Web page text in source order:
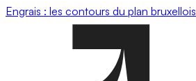
Engrais : les contours du plan bruxellois